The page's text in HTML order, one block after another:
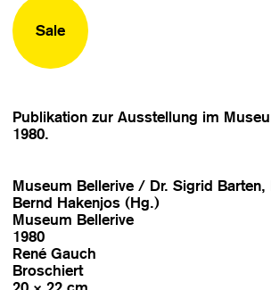
Sale
Publikation zur Ausstellung im
1980.
Museum Bellerive / Dr. Sigrid Barten,
Bernd Hakenjos (Hg.)
Museum Bellerive
1980
René Gauch
Broschiert